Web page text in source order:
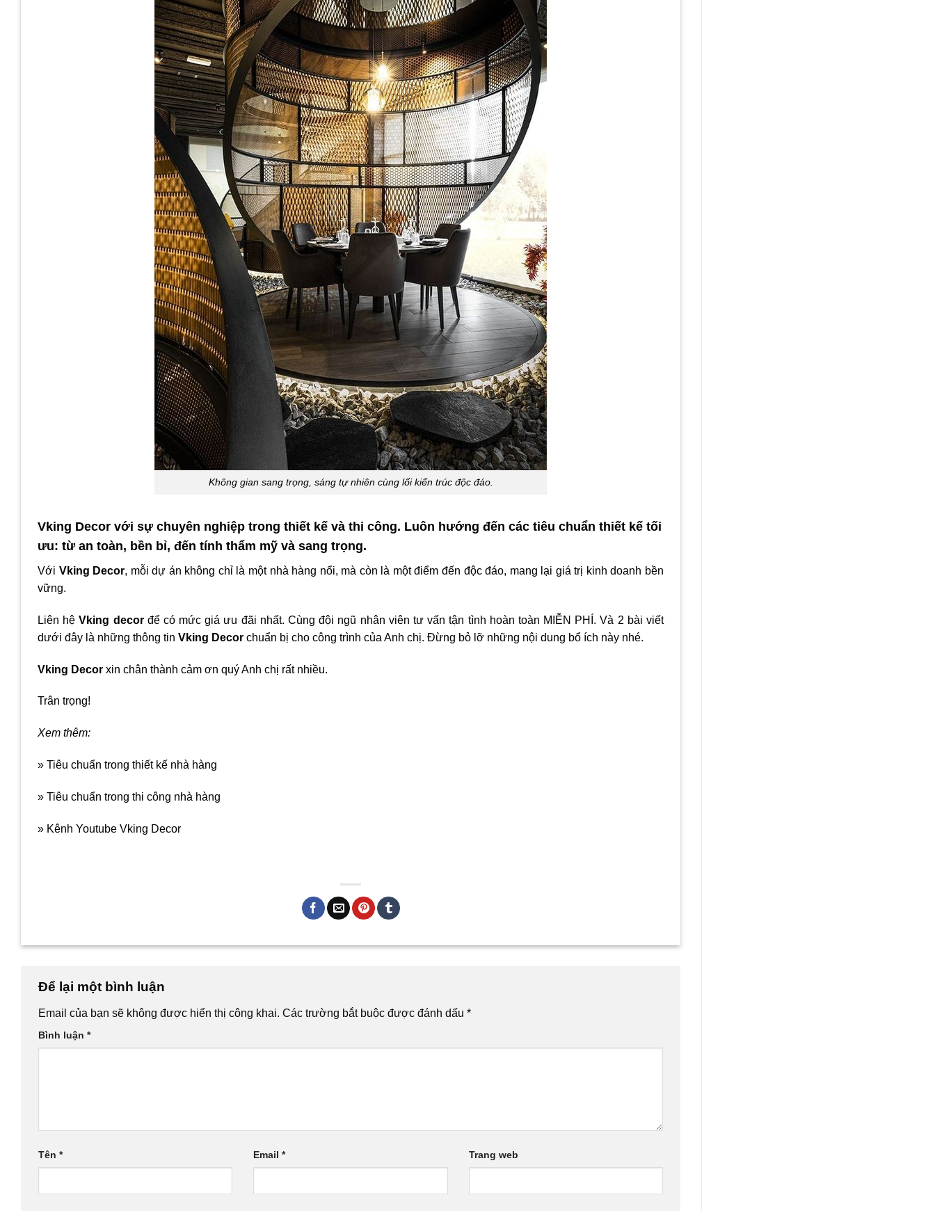
Không gian sang trọng, sáng tự nhiên cùng lối kiến trúc độc đáo.
Vking Decor với sự chuyên nghiệp trong thiết kế và thi công. Luôn hướng đến các tiêu chuẩn thiết kế tối
ưu: từ an toàn, bền bỉ, đến tính thẩm mỹ và sang trọng.
Với Vking Decor, mỗi dự án không chỉ là một nhà hàng nổi, mà còn là một điểm đến độc đáo, mang lại giá trị kinh doanh bền
vững.
Liên hệVking decorđể có mức giá ưu đãi nhất. Cùng đội ngũ nhân viên tư vấn tận tình hoàn toàn MIỄN PHÍ. Và 2 bài viết
dưới đây là những thông tin Vking Decor chuẩn bị cho công trình của Anh chị. Đừng bỏ lỡ những nội dung bổ ích này nhé.
Vking Decor xin chân thành cảm ơn quý Anh chị rất nhiều.
Trân trọng!
Xem thêm:
» Tiêu chuẩn trong thiết kế nhà hàng
» Tiêu chuẩn trong thi công nhà hàng
» Kênh Youtube Vking Decor
Để lại một bình luận
Email của bạn sẽ không được hiển thị công khai. Các trường bắt buộc được đánh dấu *
Bình luận *
Tên * Email* Trang web